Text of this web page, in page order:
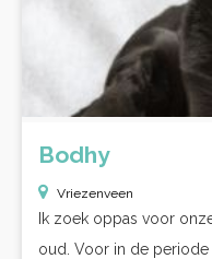
Bodhy
Vriezenveen
Ik zoek oppas voor
oud. Voor in de periode